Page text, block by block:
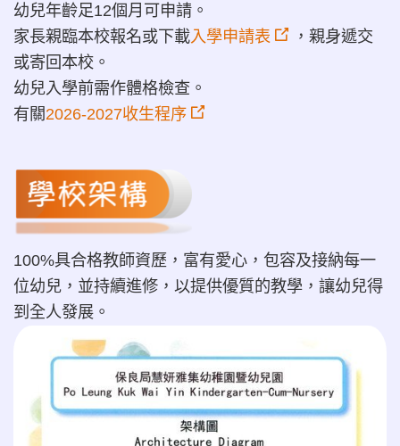
幼兒年齡足12個月可申請。
家長親臨本校報名或下載入學申請表
，親身遞交
或寄回本校。
幼兒入學前需作體格檢查。
有關2026-2027收生程序
100%具合格教師資歷，富有愛心，包容及接納每一
位幼兒，並持續進修，以提供優質的教學，讓幼兒得
到全人發展。